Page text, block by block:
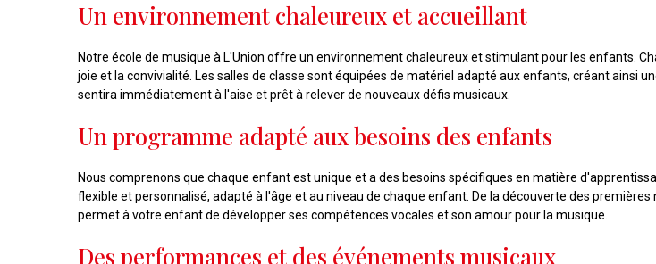
Un environnement chaleureux et accueillant
Notre école de musique à L'Union offre un environnement chaleureux et stimulant pour les enfants.
joie et la convivialité. Les salles de classe sont équipées de matériel adapté aux enfants, créant ainsi
sentira immédiatement à l'aise et prêt à relever de nouveaux défis musicaux.
Un programme adapté aux besoins des enfants
Nous comprenons que chaque enfant est unique et a des besoins spécifiques en matière
flexible et personnalisé, adapté à l'âge et au niveau de chaque enfant. De la découverte des
permet à votre enfant de développer ses compétences vocales et son amour pour la musique.
Des performances et des événements musicaux